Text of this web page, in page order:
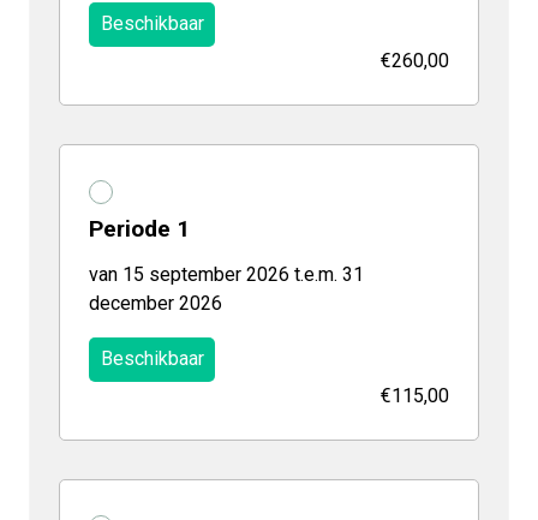
Beschikbaar
€260,00
Periode 1
van 15 september 2026 t.e.m. 31
december 2026
Beschikbaar
€115,00